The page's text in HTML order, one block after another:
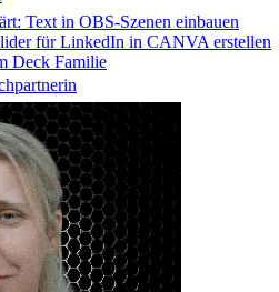
Text in OBS-Szenen einbauen
für LinkedIn in CANVA erstellen
Deck Familie